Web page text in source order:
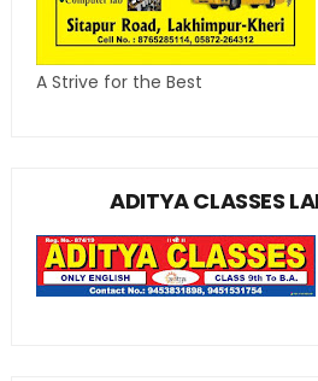
A Strive for the Best
ADITYA CLASSES